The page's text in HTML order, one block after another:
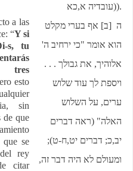
(עובדיה א,כא).
a las
“Y si
s, tu
esto
sin
de que
se
rey
citar
ה [ב] אף בערי מקלט
הוא אומר "כי ירחיב ה'
אלוהיך, את גבולך . . .
ויספת לך עוד שלוש
ערים, על השלוש
האלה" (ראה דברים
יב,כ; דברים יט,ח-ט);
ומעולם לא היה דבר זה,